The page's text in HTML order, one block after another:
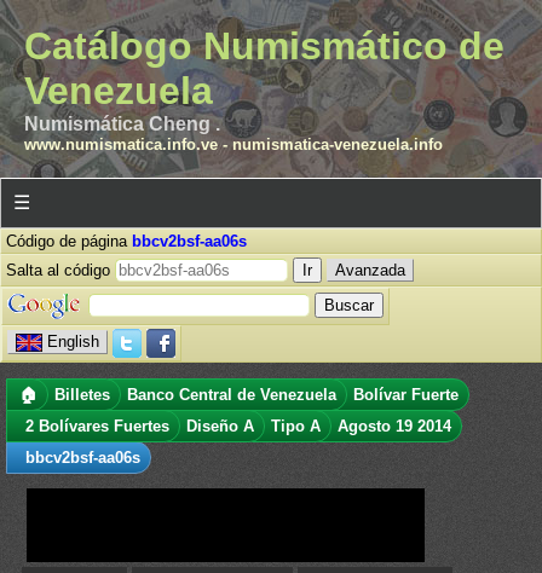
Catálogo Numismático de
Venezuela
Numismática Cheng .
www.numismatica.info.ve- numismatica-venezuela.info
☰
Código de página bbcv2bsf-aa06s
Salta al código
Avanzada
English
🏠 Billetes Banco Central de Venezuela
Bolívar Fuerte
2 Bolívares Fuertes
Diseño A Tipo A
Agosto 19 2014
bbcv2bsf-aa06s